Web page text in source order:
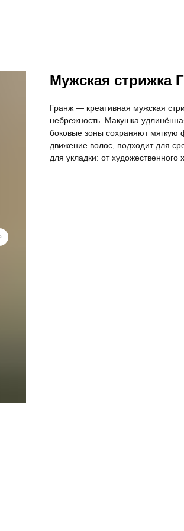
Мужская стрижка
Гранж — креативная мужская
небрежность. Макушка
боковые зоны сохраняют мягкую
движение волос, подходит для
для укладки: от